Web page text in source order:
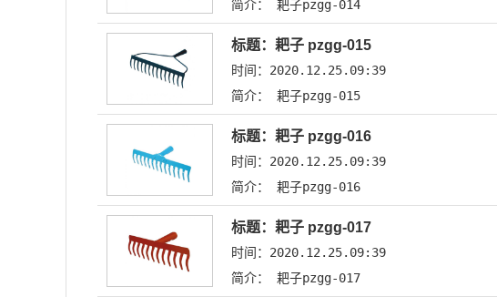
简介： 耙子pzgg-014
标题：耙子 pzgg-015
时间：2020.12.25.09:39
简介： 耙子pzgg-015
标题：耙子 pzgg-016
时间：2020.12.25.09:39
简介： 耙子pzgg-016
标题：耙子 pzgg-017
时间：2020.12.25.09:39
简介： 耙子pzgg-017